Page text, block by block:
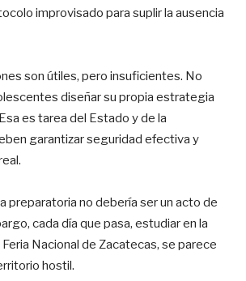
improvisado para suplir la ausencia
son útiles, pero insuficientes. No
diseñar su propia estrategia
es tarea del Estado y de la
garantizar seguridad efectiva y
preparatoria no debería ser un acto de
cada día que pasa, estudiar en la
Nacional de Zacatecas, se parece
hostil.